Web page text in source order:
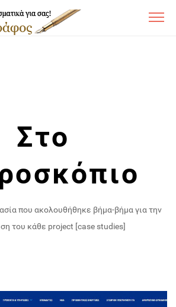
Στο
που ακολουθήθηκε βήμα-βήμα για την
του κάθε project [case studies]